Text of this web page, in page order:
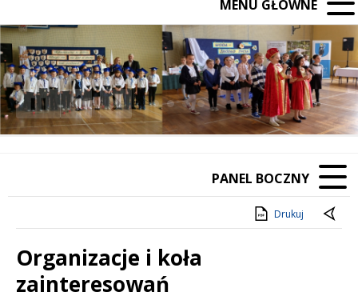
MENU GŁÓWNE
Poprzedni Element
Następny Element
❚❚
PANEL BOCZNY
Drukuj
Organizacje i koła
zainteresowań